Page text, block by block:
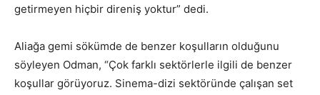
getirmeyen hiçbir direniş yoktur” dedi.
Aliağa gemi sökümde de benzer koşulların olduğunu
söyleyen Odman, “Çok farklı sektörlerle ilgili de benzer
koşullar görüyoruz. Sinema-dizi sektöründe çalışan set